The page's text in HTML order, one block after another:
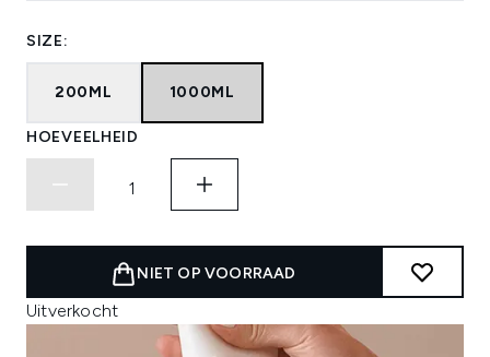
SIZE:
200ML 1000ML
HOEVEELHEID
NIET OP VOORRAAD
Uitverkocht